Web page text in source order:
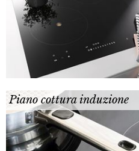
Piano cottura induzione